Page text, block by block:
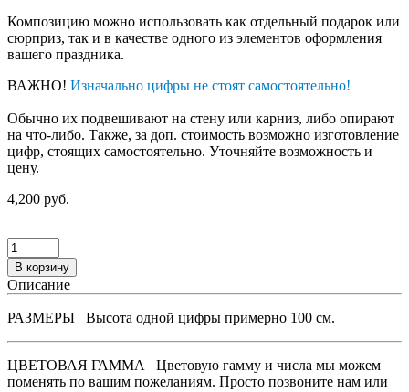
Композицию можно использовать как отдельный подарок или
сюрприз, так и в качестве одного из элементов оформления
вашего праздника.
ВАЖНО! Изначально цифры не стоят самостоятельно!
Обычно их подвешивают на стену или карниз, либо опирают
на что-либо. Также, за доп. стоимость возможно изготовление
цифр, стоящих самостоятельно. Уточняйте возможность и
цену.
4,200 руб.
В корзину
Описание
РАЗМЕРЫ Высота одной цифры примерно 100 см.
ЦВЕТОВАЯ ГАММА
Цветовую гамму и числа мы можем
поменять по вашим пожеланиям. Просто позвоните нам или